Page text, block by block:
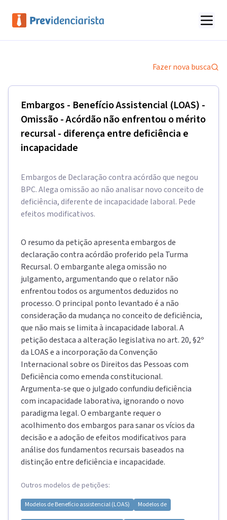
Fazer nova busca
Embargos - Benefício Assistencial (LOAS) -
Omissão - Acórdão não enfrentou o mérito
recursal - diferença entre deficiência e
incapacidade
Embargos de Declaração contra acórdão que negou
BPC. Alega omissão ao não analisar novo conceito de
deficiência, diferente de incapacidade laboral. Pede
efeitos modificativos.
O resumo da petição apresenta embargos de
declaração contra acórdão proferido pela Turma
Recursal. O embargante alega omissão no
julgamento, argumentando que o relator não
enfrentou todos os argumentos deduzidos no
processo. O principal ponto levantado é a não
consideração da mudança no conceito de deficiência,
que não mais se limita à incapacidade laboral. A
petição destaca a alteração legislativa no art. 20, §2º
da LOAS e a incorporação da Convenção
Internacional sobre os Direitos das Pessoas com
Deficiência como emenda constitucional.
Argumenta-se que o julgado confundiu deficiência
com incapacidade laborativa, ignorando o novo
paradigma legal. O embargante requer o
acolhimento dos embargos para sanar os vícios da
decisão e a adoção de efeitos modificativos para
análise dos fundamentos recursais baseados na
distinção entre deficiência e incapacidade.
Outros modelos de petições:
Modelos deBenefício assistencial (LOAS) Modelos de